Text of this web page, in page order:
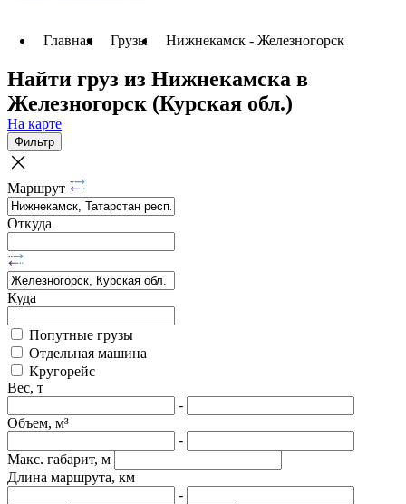
Главная Грузы Нижнекамск - Железногорск
Найти груз из Нижнекамска в
Железногорск (Курская обл.)
На карте
Фильтр
Маршрут
Откуда
Куда
Попутные грузы
Отдельная машина
Кругорейс
Вес, т
-
Объем, м³
-
Макс. габарит, м
Длина маршрута, км
-